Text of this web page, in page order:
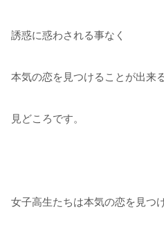
誘惑に惑わされる事なく
本気の恋を見つけることが出来
見どころです。
女子高生たちは本気の恋を見つ